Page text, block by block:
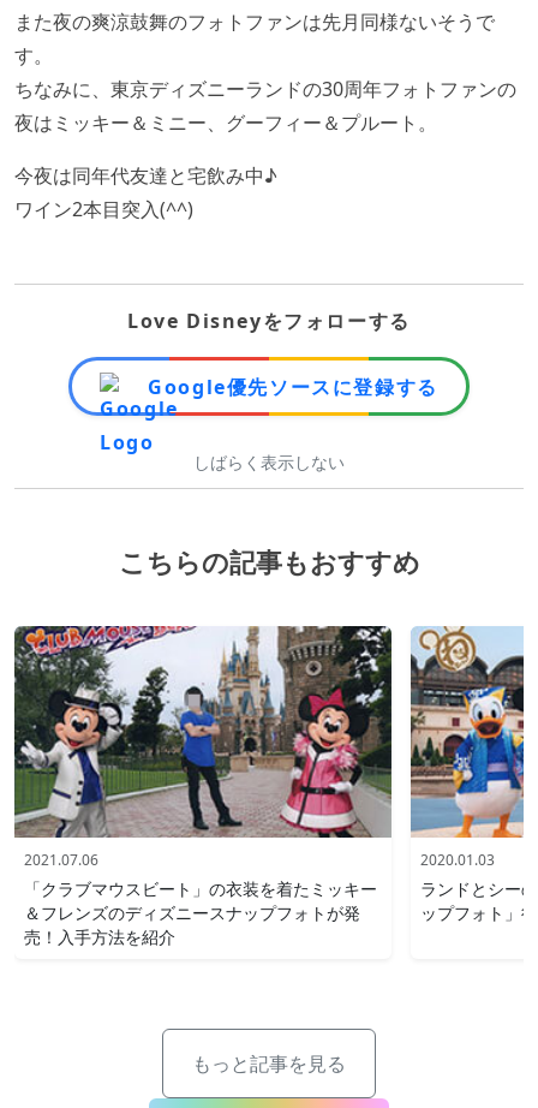
また夜の爽涼鼓舞のフォトファンは先月同様ないそうで
す。
ちなみに、東京ディズニーランドの30周年フォトファンの
夜はミッキー＆ミニー、グーフィー＆プルート。
今夜は同年代友達と宅飲み中♪
ワイン2本目突入(^^)
Love Disneyをフォローする
Google優先ソースに登録する
しばらく表示しない
こちらの記事もおすすめ
2021.07.06
「クラブマウスビート」の衣装を着たミッキー
＆フレンズのディズニースナップフォトが発
売！入手方法を紹介
2020.01.03
ランドとシー
ップフォト」
もっと記事を見る